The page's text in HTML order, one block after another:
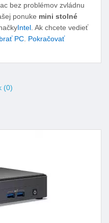
bez problémov zvládnu
ponuke mini stolné
Intel . Ak chcete vedieť
PC Pokračovať
(0)